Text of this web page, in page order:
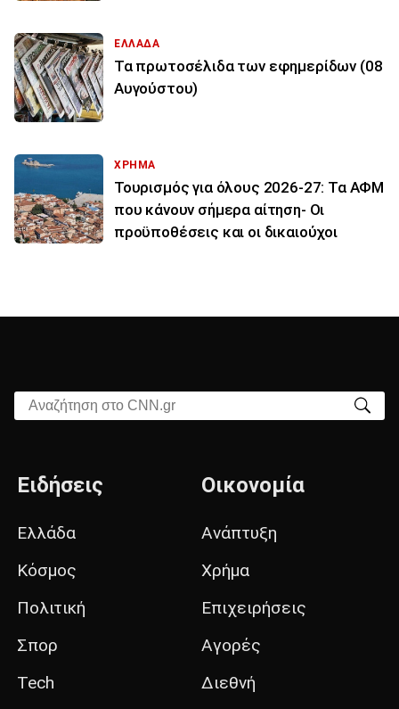
ΕΛΛΑΔΑ
Τα πρωτοσέλιδα των εφημερίδων (08
Αυγούστου)
ΧΡΗΜΑ
Τουρισμός για όλους 2026-27: Τα ΑΦΜ
που κάνουν σήμερα αίτηση- Οι
προϋποθέσεις και οι δικαιούχοι
Αναζήτηση στο CNN.gr
Ειδήσεις
Ελλάδα
Κόσμος
Πολιτική
Σπορ
Tech
Οικονομία
Ανάπτυξη
Χρήμα
Επιχειρήσεις
Αγορές
Διεθνή